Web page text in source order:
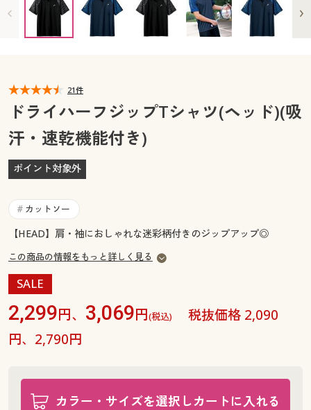
カタログ無料プレゼント
マイページ
閲覧履歴
お気に入り
サポート
ご利用ガイド
よくある質問とお問い合わせ
会員メニュー
閲覧履歴
お気に入り
サポート
よくある質問とお問い合わせ
21件
ドライハーフジップTシャツ(ヘッド)(吸
汗・速乾機能付き)
ポイント対象外
# カットソー
【HEAD】肩・袖におしゃれな迷彩柄付きのジップアップ◎
この商品の情報をもっと詳しく見る
SALE
2,299円、 3,069円(税込)
税抜価格 2,090
円、2,790円
カラー・サイズを選択しカートに入れる